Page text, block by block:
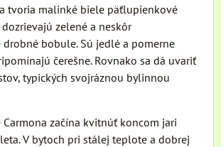
tvoria malinké biele päťlupienkové
zelené a neskôr
drobné bobule. Sú jedlé a pomerne
čerešne. Rovnako sa dá uvariť
typických svojráznou bylinnou
začína kvitnúť koncom jari
V bytoch pri stálej teplote a dobrej